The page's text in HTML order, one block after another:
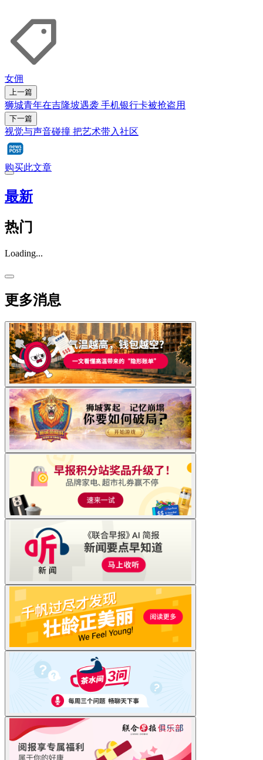
女佣
上一篇
狮城青年在吉隆坡遇袭 手机银行卡被抢盗用
下一篇
视觉与声音碰撞 把艺术带入社区
购买此文章
最新
热门
Loading...
更多消息